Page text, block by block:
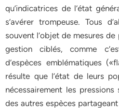
qu’indicatrices de l’état
s’avérer trompeuse. Tous
souvent l’objet de mesures
gestion ciblés, comme
d’espèces emblématiques
résulte que l’état de leurs
nécessairement les pressions
des autres espèces